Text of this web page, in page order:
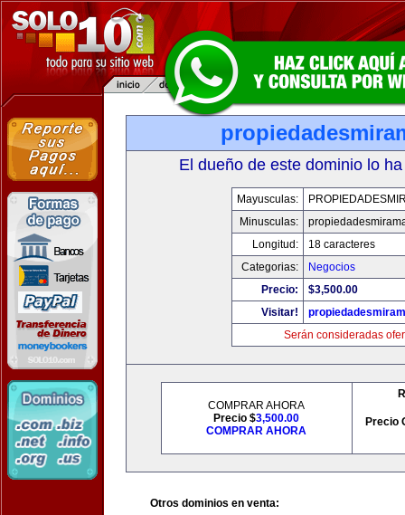
El dueño de este dominio lo
Mayusculas:
Minusculas:
Longitud:
18 caracteres
Categorias:
Negocios
Precio:
$3,500.00
Visitar!
Serán consideradas
COMPRAR AHORA
Precio $3,500.00
COMPRAR AHORA
Precio
Otros dominios en venta: